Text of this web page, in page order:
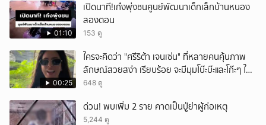
01:10
เปิดนาที!เก๋งพุ่งชนศูนย์พัฒนาเด็กเล็กบ้านหนอง
สองตอน
153 ดู
00:25
ใครจะคิดว่า "ศรีริต้า เจนเซ่น" ที่หลายคนคุ้นภาพ
ลักษณ์สวยสง่า เรียบร้อย จะมีมุมโบ๊ะบ๊ะและโก๊ะๆ ให้
ได้อมยิ้มเหมือนกัน งานนี้ทำเอาแฟนๆ ทั้งเอ็นดูทั้ง
648 ดู
ด่วน! พบเพิ่ม 2 ราย คาดเป็นปู่ย่าผู้ก่อเหตุ
5,244 ดู